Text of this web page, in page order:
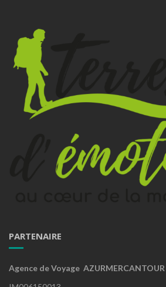
PARTENAIRE
Agence de Voyage AZURMERCANTOUR